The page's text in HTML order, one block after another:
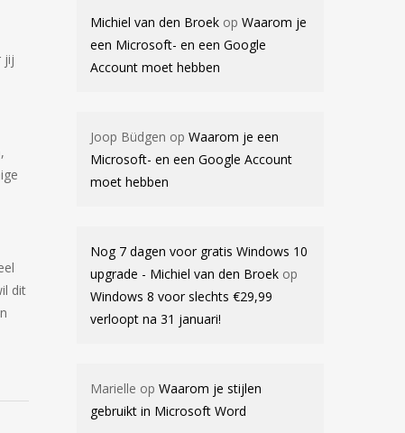
jij
dit
Michiel van den Broek opWaarom je
een Microsoft- en een Google
Account moet hebben
Joop Büdgen opWaarom je een
Microsoft- en een Google Account
moet hebben
Nog 7 dagen voor gratis Windows 10
upgrade - Michiel van den Broek op
Windows 8 voor slechts €29,99
verloopt na 31 januari!
Marielle opWaarom je stijlen
gebruikt in Microsoft Word